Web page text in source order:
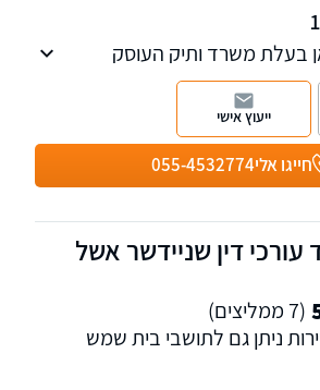
בעלת משרד ותיק העוסק
ביטוח לאומי וקרנות פנסיה
למשרדנו סניפים בירושלים
חייגו אלי055-4532774
ייעוץ אישי
דין שניידשר אשל
(7 ממליצים)
ניתן גם לתושבי בית שמש